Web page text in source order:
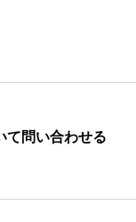
て問い合わせる